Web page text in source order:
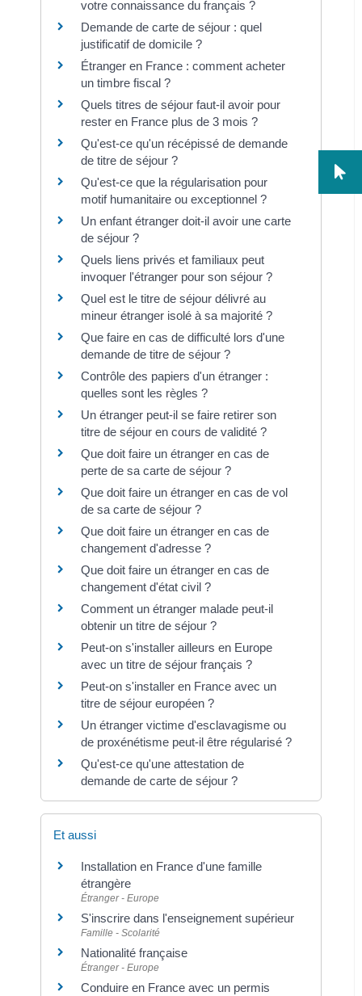
votre connaissance du français ?
Demande de carte de séjour : quel
justificatif de domicile ?
Étranger en France : comment acheter
un timbre fiscal ?
Quels titres de séjour faut-il avoir pour
rester en France plus de 3 mois ?
Qu'est-ce qu'un récépissé de demande
de titre de séjour ?
Qu'est-ce que la régularisation pour
motif humanitaire ou exceptionnel ?
Un enfant étranger doit-il avoir une carte
de séjour ?
Quels liens privés et familiaux peut
invoquer l'étranger pour son séjour ?
Quel est le titre de séjour délivré au
mineur étranger isolé à sa majorité ?
Que faire en cas de difficulté lors d'une
demande de titre de séjour ?
Contrôle des papiers d'un étranger :
quelles sont les règles ?
Un étranger peut-il se faire retirer son
titre de séjour en cours de validité ?
Que doit faire un étranger en cas de
perte de sa carte de séjour ?
Que doit faire un étranger en cas de vol
de sa carte de séjour ?
Que doit faire un étranger en cas de
changement d'adresse ?
Que doit faire un étranger en cas de
changement d'état civil ?
Comment un étranger malade peut-il
obtenir un titre de séjour ?
Peut-on s'installer ailleurs en Europe
avec un titre de séjour français ?
Peut-on s'installer en France avec un
titre de séjour européen ?
Un étranger victime d'esclavagisme ou
de proxénétisme peut-il être régularisé ?
Qu'est-ce qu'une attestation de
demande de carte de séjour ?
Et aussi
Installation en France d'une famille
étrangère
Étranger - Europe
S'inscrire dans l'enseignement supérieur
Famille - Scolarité
Nationalité française
Étranger - Europe
Conduire en France avec un permis